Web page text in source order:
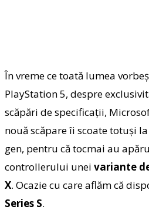
În vreme ce toată lumea
PlayStation 5, despre
scăpări de specificaţii,
nouă scăpare îi scoate totuşi
gen, pentru că tocmai au
controllerului unei variante
X. Ocazie cu care aflăm că
Series S.